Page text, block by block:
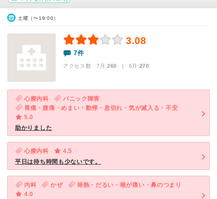
土曜（〜19:00）
3.08
7件
アクセス数 7月:260 | 6月:270
心療内科
パニック障害
胃痛・腹痛・めまい・動悸・息切れ・気が滅入る・不安
5.0
助かりました
心療内科
4.5
平日は待ち時間も少ないです。
内科 かぜ
発熱・だるい・喉が痛い・鼻のつまり
4.0